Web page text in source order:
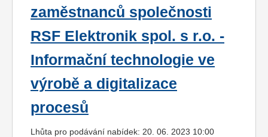
zaměstnanců společnosti
RSF Elektronik spol. s r.o. -
Informační technologie ve
výrobě a digitalizace
procesů
Lhůta pro podávání nabídek: 20. 06. 2023 10:00